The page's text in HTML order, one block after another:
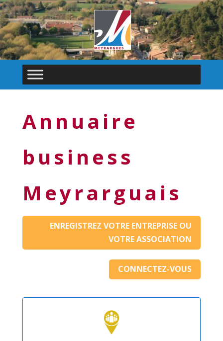
Annuaire
business
Meyrarguais
ENREGISTREZ VOTRE ENTREPRISE OU
VOTRE ASSOCIATION
CONNECTEZ-VOUS